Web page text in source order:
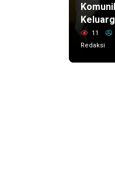
11
Redaksi